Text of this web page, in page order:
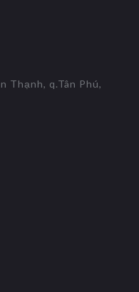
Thạnh, q.Tân Phú,